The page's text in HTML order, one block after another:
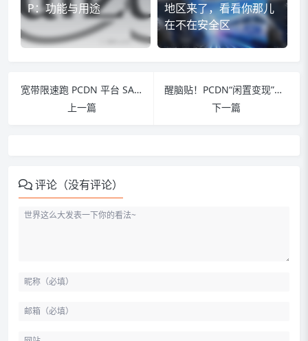
P：功能与用途
地区来了，看看你那儿
在不在安全区
宽带限速跑 PCDN 平台 SA 板卡业务：手动限速对收益无影响及流量节省测试报告
上一篇
醒脑贴！PCDN“闲置变现”？小心“学费”、“黑盒子”割光你的钱包！呼吁大家擦亮眼睛！
下一篇
评论（没有评论）